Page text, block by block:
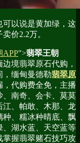
可以说是黄加绿，这
价2.2万。
APP">翡翠王朝
境翡翠原石代购，
，缅甸曼德勒翡翠原
代购费全免，主播
、南奇、会卡、莫莫
、帕敢、木那、龙
种、糯冰种晴底、飘
、湖水蓝、天空蓝等
掌握翡翠赌石技巧攻